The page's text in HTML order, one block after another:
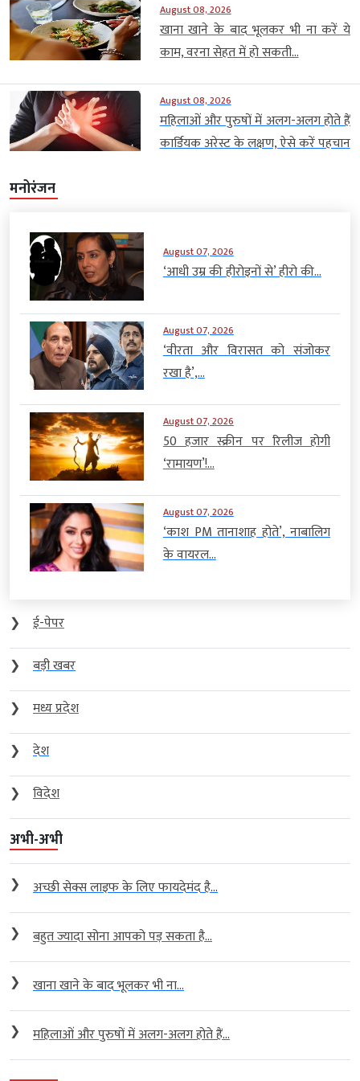
August 08, 2026
खाना खाने के बाद भूलकर भी ना करें ये
काम, वरना सेहत में हो सकती...
August 08, 2026
महिलाओं और पुरुषों में अलग-अलग होते हैं
कार्डियक अरेस्ट के लक्षण, ऐसे करें पहचान
मनोरंजन
August 07, 2026
‘आधी उम्र की हीरोइनों से’ हीरो की...
August 07, 2026
‘वीरता और विरासत को संजोकर
रखा है’,...
August 07, 2026
50 हजार स्क्रीन पर रिलीज होगी
‘रामायण’!...
August 07, 2026
‘काश PM तानाशाह होते’, नाबालिग
के वायरल...
❯
ई-पेपर
❯
बड़ी खबर
❯
मध्य प्रदेश
❯
देश
❯
विदेश
अभी-अभी
❯ अच्छी सेक्स लाइफ के लिए फायदेमंद है...
❯ बहुत ज्यादा सोना आपको पड़ सकता है...
❯ खाना खाने के बाद भूलकर भी ना...
❯ महिलाओं और पुरुषों में अलग-अलग होते हैं...